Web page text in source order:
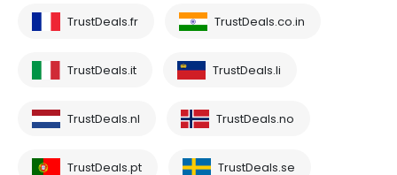
TrustDeals.fr TrustDeals.co.in
TrustDeals.it TrustDeals.li
TrustDeals.nl TrustDeals.no
TrustDeals.pt TrustDeals.se